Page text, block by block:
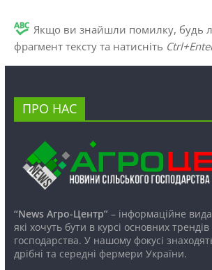
Якщо ви знайшли помилку, будь
фрагмент тексту та натисніть
ПРО НАС
“News Агро-Центр”– інформаційне
які хочуть бути в курсі основних трендів
господарства. У нашому фокусі
дрібні та середні фермери України.